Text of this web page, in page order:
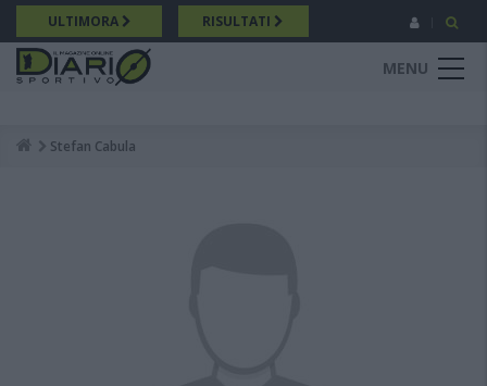
Salta
al
contenuto
principale
ULTIMORA RISULTATI
MENU
Breadcrumb
Stefan Cabula